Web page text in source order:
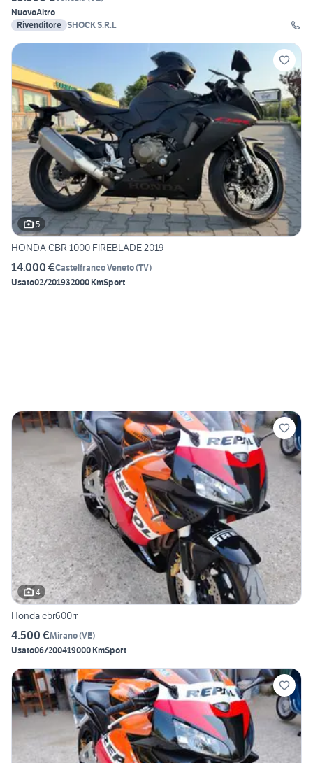
NuovoAltro
Rivenditore SHOCK S.R.L
5
HONDA CBR 1000 FIREBLADE 2019
14.000 €Castelfranco Veneto(TV)
Usato02/201932000 KmSport
4
Honda cbr600rr
4.500 €Mirano(VE)
Usato06/200419000 KmSport